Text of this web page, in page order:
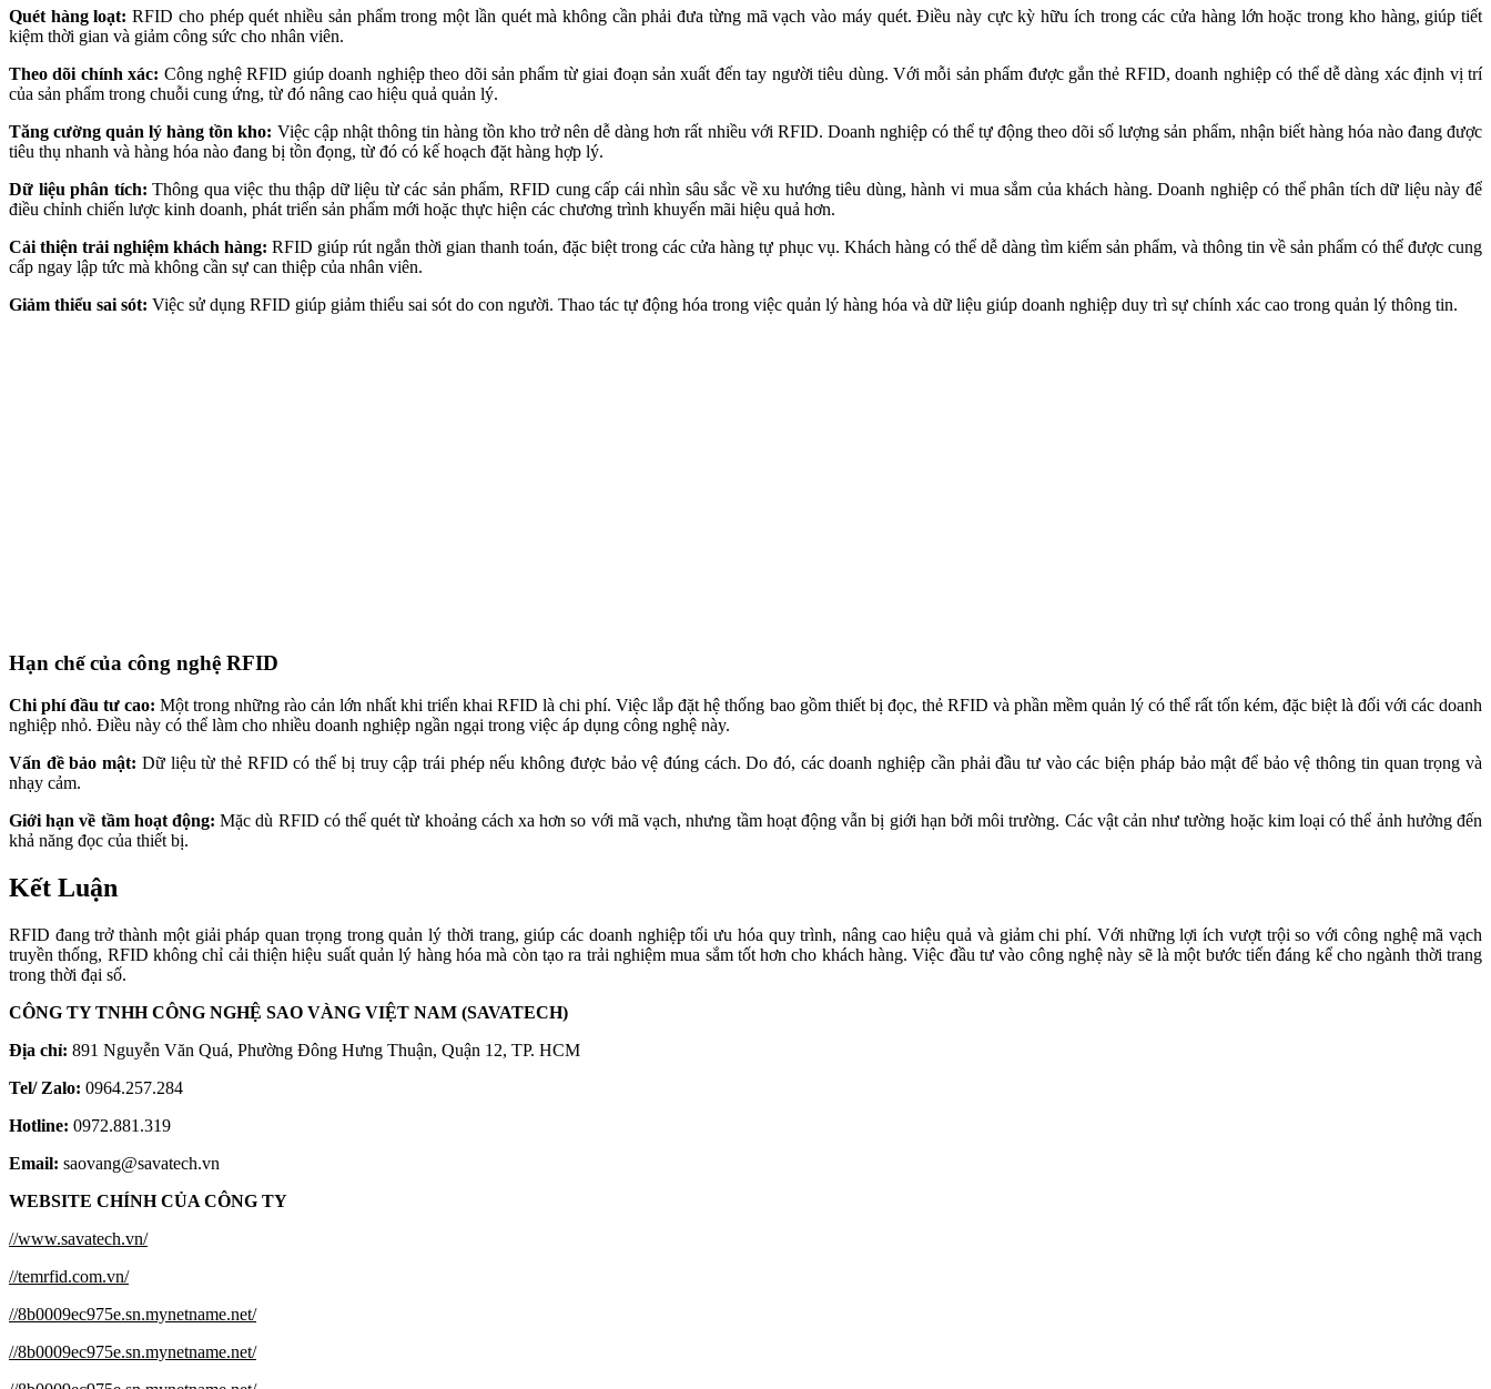
Hạn chế của công nghệ RFID
Tel/ Zalo:0964.257.284
Hotline: 0972.881.319
Email:saovang@savatech.vn
WEBSITE CHÍNH CỦA CÔNG TY
//temrfid.com.vn/
//8b0009ec975e.sn.mynetname.net/
//8b0009ec975e.sn.mynetname.net/
//8b0009ec975e.sn.mynetname.net/
Bài viết liên quan